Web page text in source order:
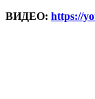
ВИДЕО: https://